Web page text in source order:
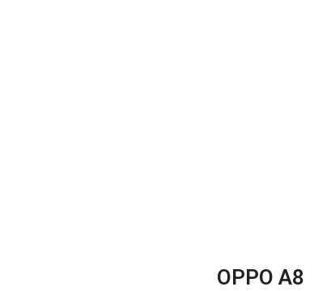
OPPO A8